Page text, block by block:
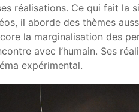
réalisations. Ce qui fait la
il aborde des thèmes
la marginalisation des
avec l’humain. Ses
expérimental.